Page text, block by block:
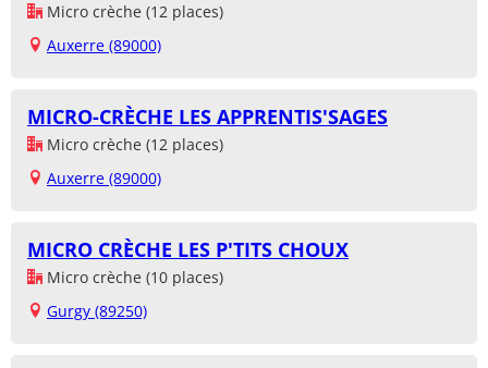
Micro crèche (12 places)
Auxerre (89000)
MICRO-CRÈCHE LES APPRENTIS'SAGES
Micro crèche (12 places)
Auxerre (89000)
MICRO CRÈCHE LES P'TITS CHOUX
Micro crèche (10 places)
Gurgy (89250)